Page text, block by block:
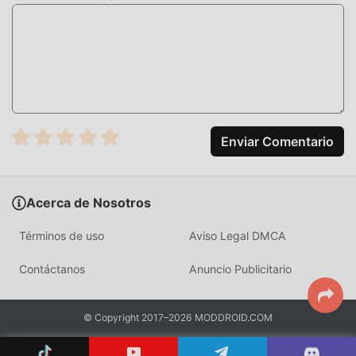
Block Fortress 1.01.26 ha adoptado un motor virtual
garantiza que todos los amantes de los juegos de strategy
puedan disfrutar plenamente la felicidad que trae Block
Fortress 1.01.26
El juego tradicional de strategy requiere que los usuarios
pasen mucho tiempo para acumular su
riqueza/habilidad/habilidades en el juego, que es tanto la
característica como la diversión del juego, pero al mismo
tiempo, el proceso de acumulación será inevitablemente
hace que la gente se sienta cansada, pero ahora, la
Enviar Comentario
Acerca de Nosotros
Términos de uso Aviso Legal DMCA
Contáctanos Anuncio Publicitario
© Copyright 2017–2026 MODDROID.COM